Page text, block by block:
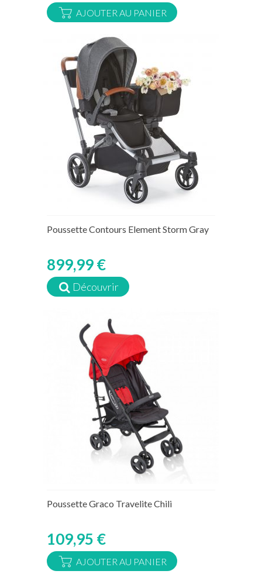
AJOUTER AU PANIER
Poussette Contours Element Storm Gray
899,99 €
Découvrir
Poussette Graco Travelite Chili
109,95 €
AJOUTER AU PANIER